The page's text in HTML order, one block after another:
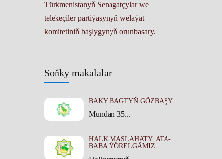
Soňky makalalar
BAKY BAGTYŇ GÖZBAŞY
Mundan 35...
HALK MASLAHATY: ATA-
BABA ÝÖRELGÄMIZ
Türkmenistanyň Senagatçylar we
telekeçiler partiýasynyň welaýat
komitetiniň başlygynyň orunbasary.